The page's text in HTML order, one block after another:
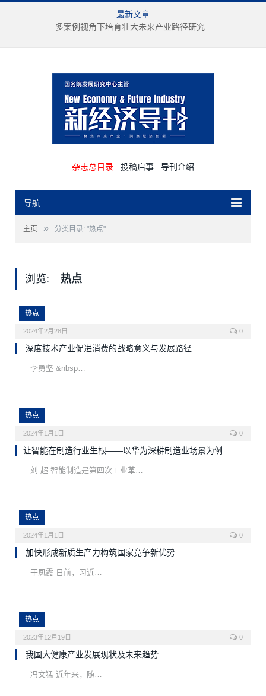
最新文章
多案例视角下培育壮大未来产业路径研究
杂志总目录 投稿启事 导刊介绍
导航
主页 » 分类目录: "热点"
浏览: 热点
热点
2024年2月28日 0
深度技术产业促进消费的战略意义与发展路径
李勇坚 &nbsp…
热点
2024年1月1日 0
让智能在制造行业生根——以华为深耕制造业场景为例
刘 超 智能制造是第四次工业革…
热点
2024年1月1日 0
加快形成新质生产力构筑国家竞争新优势
于凤霞 日前，习近…
热点
2023年12月19日 0
我国大健康产业发展现状及未来趋势
冯文猛 近年来，随…